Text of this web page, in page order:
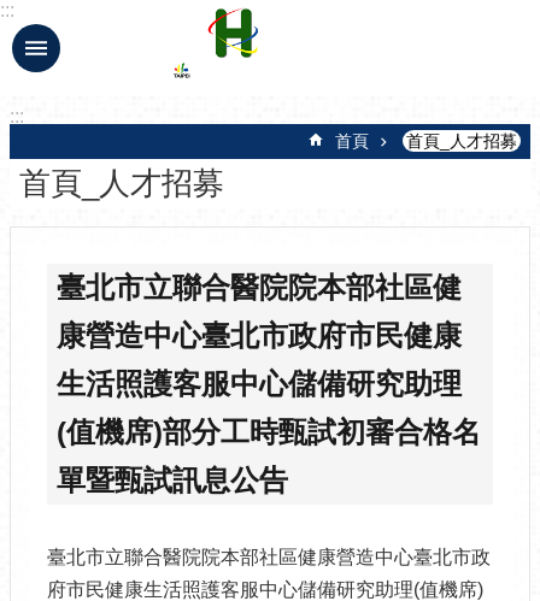
跳到主要內容區塊
:::
:::
首頁 首頁_人才招募
首頁_人才招募
臺北市立聯合醫院院本部社區健
康營造中心臺北市政府市民健康
生活照護客服中心儲備研究助理
(值機席)部分工時甄試初審合格名
單暨甄試訊息公告
臺北市立聯合醫院院本部社區健康營造中心臺北市政
府市民健康生活照護客服中心儲備研究助理(值機席)